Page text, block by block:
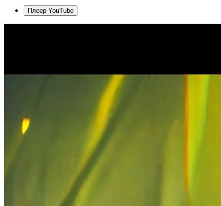
Плеер YouTube